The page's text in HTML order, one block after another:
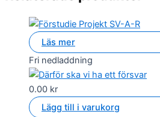
Läs mer
Fri nedladdning
0.00 kr
Lägg till i varukorg